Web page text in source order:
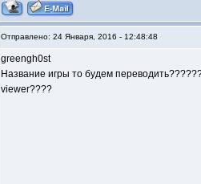
Отправлено: 24 Января, 2016 - 12:48:48
greengh0st
Название игры то будем
viewer????